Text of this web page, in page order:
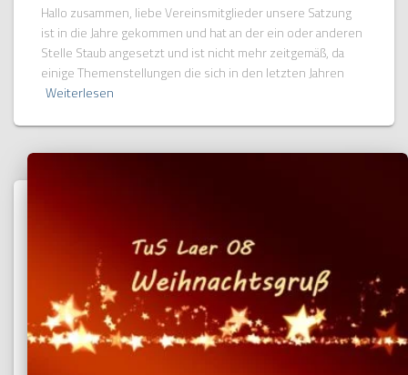
Hallo zusammen, liebe Vereinsmitglieder unsere Satzung
ist in die Jahre gekommen und hat an der ein oder anderen
Stelle Staub angesetzt und ist nicht mehr zeitgemäß, da
einige Themenstellungen die sich in den letzten Jahren
Weiterlesen